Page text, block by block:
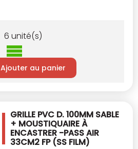
6 unité(s)
Ajouter au panier
GRILLE PVC D. 100MM SABLE
+ MOUSTIQUAIREÀ
ENCASTRER -PASS AIR
33CM2 FP (SS FILM)